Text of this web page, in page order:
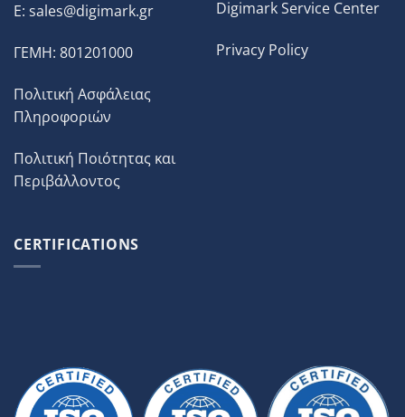
E: sales@digimark.gr
ΓΕΜΗ: 801201000
Πολιτική Ασφάλειας
Πληροφοριών
Πολιτική Ποιότητας και
Περιβάλλοντος
Digimark Service Center
Privacy Policy
CERTIFICATIONS